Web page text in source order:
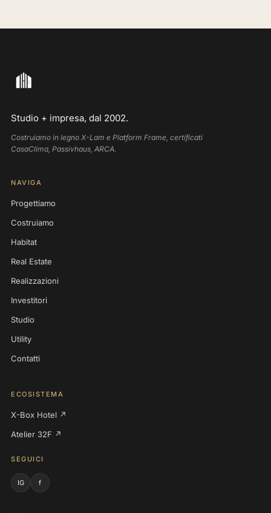
Studio + impresa, dal 2002.
Costruiamo in legno X-Lam e Platform Frame, certificati
CasaClima, Passivhaus, ARCA.
NAVIGA
Progettiamo
Costruiamo
Habitat
Real Estate
Realizzazioni
Investitori
Studio
Utility
Contatti
ECOSISTEMA
X-Box Hotel ↗
Atelier 32F ↗
SEGUICI
IG f